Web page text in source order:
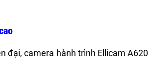
đại, camera hành trình Ellicam